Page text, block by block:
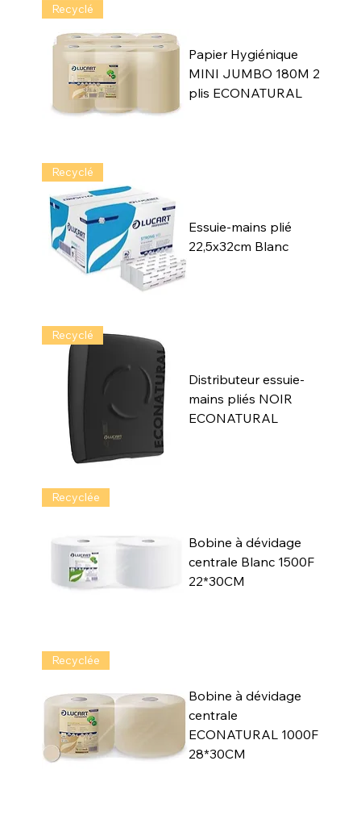
Recyclé
Papier Hygiénique
MINI JUMBO 180M 2
plis ECONATURAL
Recyclé
Essuie-mains plié
22,5x32cm Blanc
Recyclé
Distributeur essuie-
mains pliés NOIR
ECONATURAL
Recyclée
Bobine à dévidage
centrale Blanc 1500F
22*30CM
Recyclée
Bobine à dévidage
centrale
ECONATURAL 1000F
28*30CM